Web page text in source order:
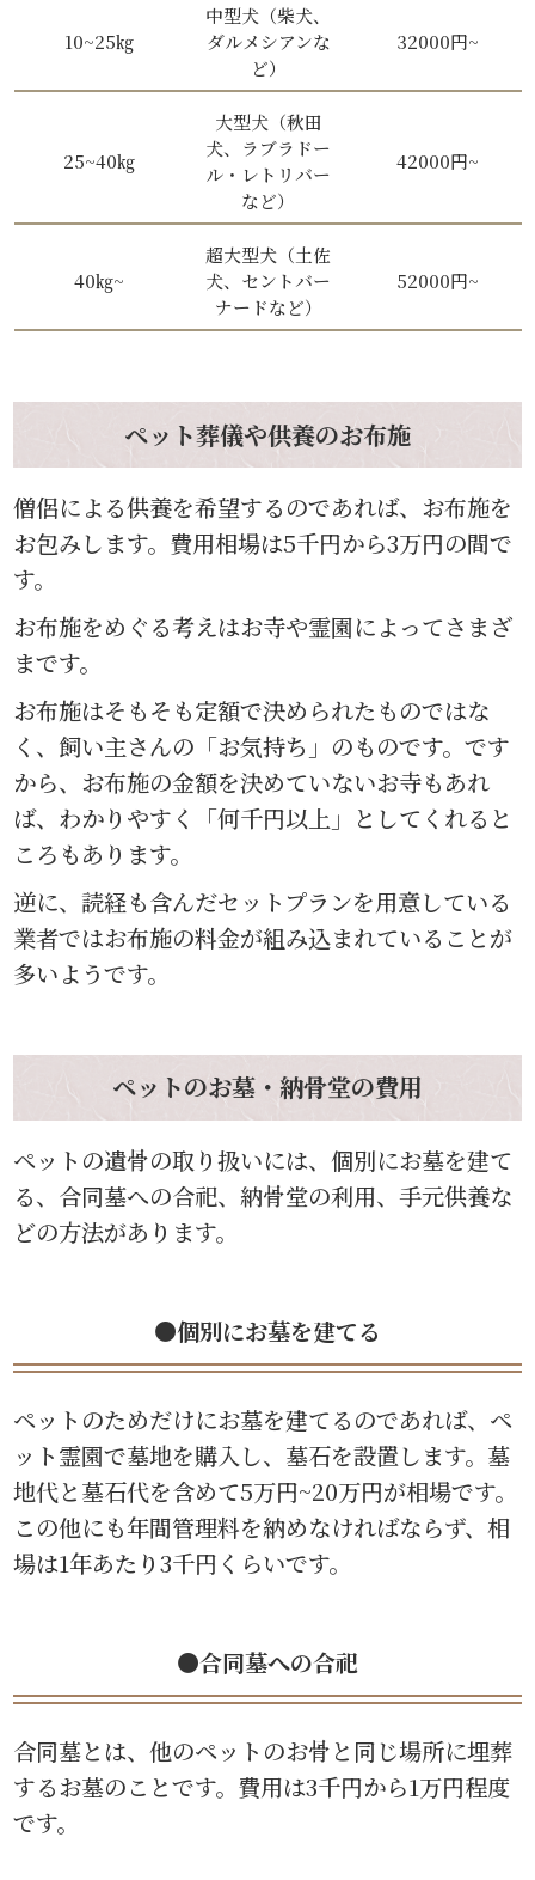
10~25㎏
中型犬（柴犬、
ダルメシアンな
ど）
32000円~
25~40㎏
大型犬（秋田
犬、ラブラドー
ル・レトリバー
など）
42000円~
40㎏~
超大型犬（土佐
犬、セントバー
ナードなど）
52000円~
ペット葬儀や供養のお布施
僧侶による供養を希望するのであれば、お布施を
お包みします。費用相場は5千円から3万円の間で
す。
お布施をめぐる考えはお寺や霊園によってさまざ
まです。
お布施はそもそも定額で決められたものではな
く、飼い主さんの「お気持ち」のものです。です
から、お布施の金額を決めていないお寺もあれ
ば、わかりやすく「何千円以上」としてくれると
ころもあります。
逆に、読経も含んだセットプランを用意している
業者ではお布施の料金が組み込まれていることが
多いようです。
ペットのお墓・納骨堂の費用
ペットの遺骨の取り扱いには、個別にお墓を建て
る、合同墓への合祀、納骨堂の利用、手元供養な
どの方法があります。
●個別にお墓を建てる
ペットのためだけにお墓を建てるのであれば、ペ
ット霊園で墓地を購入し、墓石を設置します。墓
地代と墓石代を含めて5万円~20万円が相場です。
この他にも年間管理料を納めなければならず、相
場は1年あたり3千円くらいです。
●合同墓への合祀
合同墓とは、他のペットのお骨と同じ場所に埋葬
するお墓のことです。費用は3千円から1万円程度
です。